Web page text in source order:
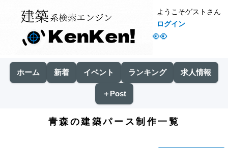
👀
ようこそゲストさん
ログイン
ホーム 新着 イベント ランキング 求人情報
＋Post
青森の建築パース制作一覧